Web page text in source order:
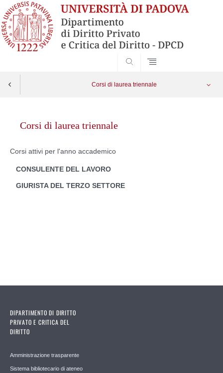
Corsi di laurea triennale
Corsi di laurea triennale
Corsi attivi per l'anno accademico
CONSULENTE DEL LAVORO
GIURISTA DEL TERZO SETTORE
DIPARTIMENTO DI DIRITTO
PRIVATO E CRITICA DEL
DIRITTO
Amministrazione trasparente
Sistema bibliotecario di ateneo